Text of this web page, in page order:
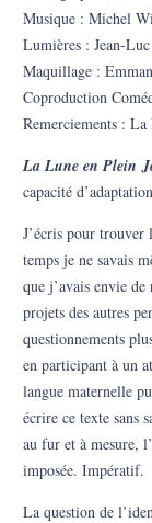
Musique : Michel
Lumières : Jean-
Maquillage :
Coproduction
Remerciements : La
La Lune en Plein
capacité
J’écris pour trouver
temps je ne savais
que j’avais envie
projets des autres
questionnements
en participant à un
langue maternelle
écrire ce texte sans
au fur et à mesure,
imposée. Impératif.
La question de